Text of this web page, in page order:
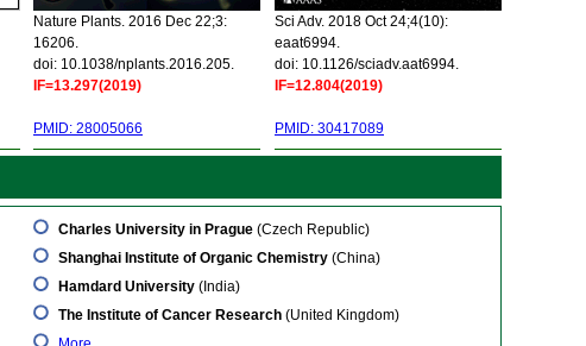
Nature Plants. 2016 Dec 22;3:
16206.
doi: 10.1038/nplants.2016.205.
IF=13.297(2019)
PMID: 28005066
Sci Adv. 2018 Oct 24;4(10):
eaat6994.
doi: 10.1126/sciadv.aat6994.
IF=12.804(2019)
PMID: 30417089
Charles University in Prague (Czech Republic)
Shanghai Institute of Organic Chemistry (China)
Hamdard University (India)
The Institute of Cancer Research (United Kingdom)